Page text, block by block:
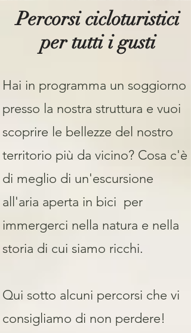
Percorsi cicloturistici
per tutti i gusti
Hai in programma un soggiorno
presso la nostra struttura e vuoi
scoprire le bellezze del nostro
territorio più da vicino? Cosa c'è
di meglio di un'escursione
all'aria aperta in bici per
immergerci nella natura e nella
storia di cui siamo ricchi.
Qui sotto alcuni percorsi che vi
consigliamo di non perdere!